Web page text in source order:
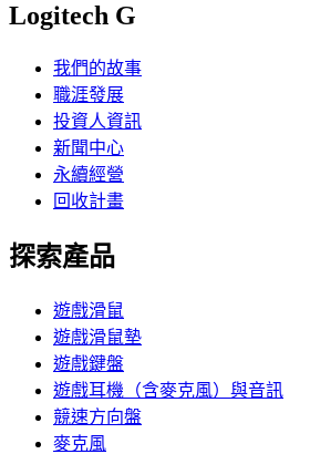
Logitech G
我們的故事
職涯發展
投資人資訊
新聞中心
永續經營
回收計畫
探索產品
遊戲滑鼠
遊戲滑鼠墊
遊戲鍵盤
遊戲耳機（含麥克風）與音訊
競速方向盤
麥克風